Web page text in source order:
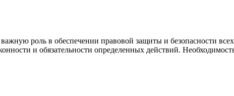
роль в обеспечении правовой защиты и безопасности
и обязательности определенных действий.